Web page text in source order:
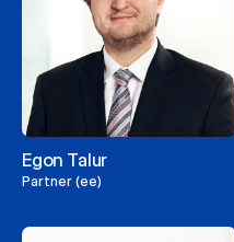
Egon Talur
Partner (ee)